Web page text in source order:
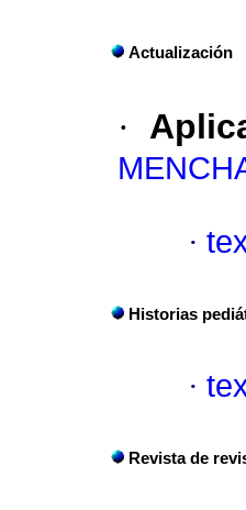
Actualización
·
·
Historias
·
Revista de